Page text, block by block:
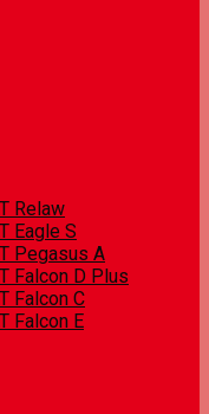
Relaw
Eagle S
Pegasus A
Falcon D Plus
Falcon C
Falcon E